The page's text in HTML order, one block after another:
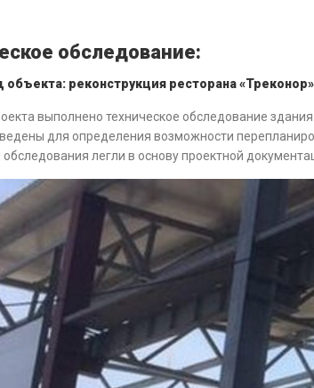
обследование:
реконструкция ресторана «Треконор»
выполнено техническое обследование
для определения возможности
обследования легли в основу проектной